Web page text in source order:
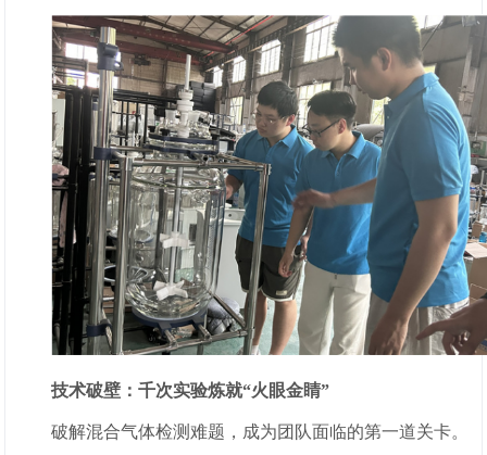
技术破壁：千次实验炼就“火眼金睛”
破解混合气体检测难题，成为团队面临的第一道关卡。